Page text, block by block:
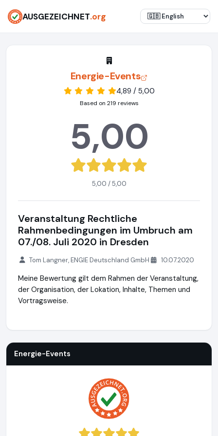
AUSGEZEICHNET.org
Energie-Events
4,89 / 5,00
Based on 219 reviews
5,00
5,00 / 5,00
Veranstaltung Rechtliche
Rahmenbedingungen im Umbruch am
07./08. Juli 2020 in Dresden
Tom Langner, ENGIE Deutschland GmbH 10.07.2020
Meine Bewertung gilt dem Rahmen der Veranstaltung,
der Organisation, der Lokation, Inhalte, Themen und
Vortragsweise.
Energie-Events